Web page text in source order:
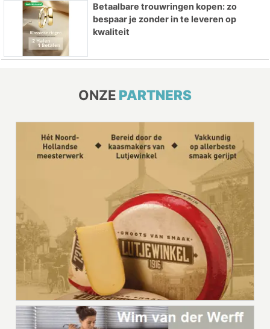
Betaalbare trouwringen kopen: zo
bespaar je zonder in te leveren op
kwaliteit
ONZE PARTNERS